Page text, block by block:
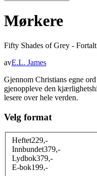
Mørkere
Fifty Shades of Grey -
avE.L. James
Gjennom Christians egne
gjenoppleve den
lesere over hele verden.
Velg format
Heftet229,-
Innbundet379,-
Lydbok379,-
E-bok199,-